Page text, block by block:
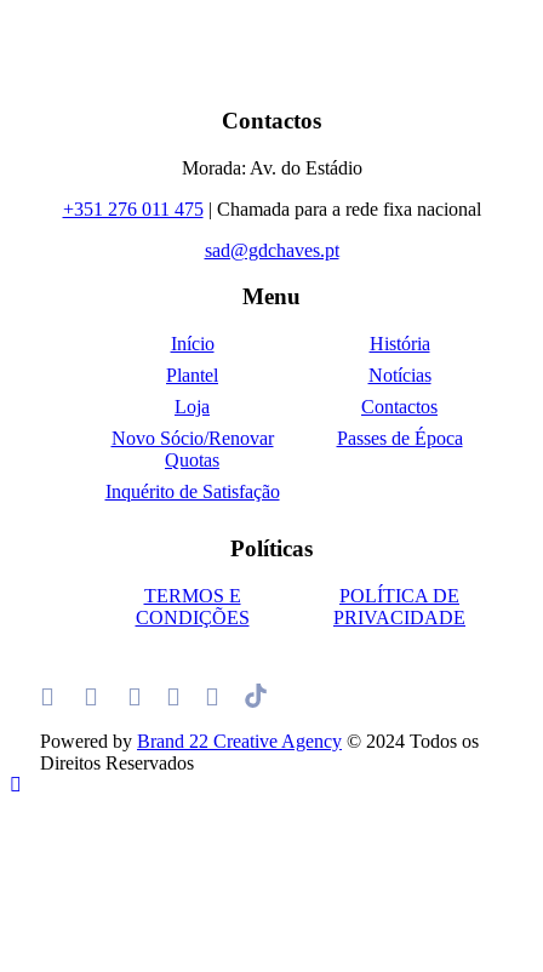
Contactos
Morada: Av. do Estádio
+351 276 011 475| Chamada para a rede fixa nacional
sad@gdchaves.pt
Menu
Início
História
Plantel
Notícias
Loja
Contactos
Novo Sócio/Renovar
Quotas
Passes de Época
Inquérito de Satisfação
Políticas
TERMOS E
CONDIÇÕES
POLÍTICA DE
PRIVACIDADE
Powered by Brand 22 Creative Agency © 2024 Todos os
Direitos Reservados